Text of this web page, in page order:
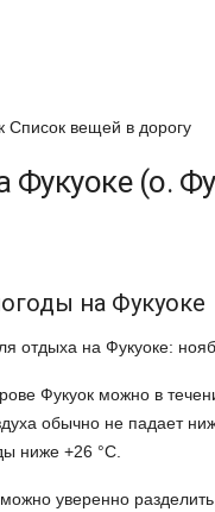
Список вещей в дорогу
Фукуоке (о.
на Фукуоке
отдыха на Фукуоке:
Фукуок можно в
обычно не падает
ниже +26 °C.
уверенно